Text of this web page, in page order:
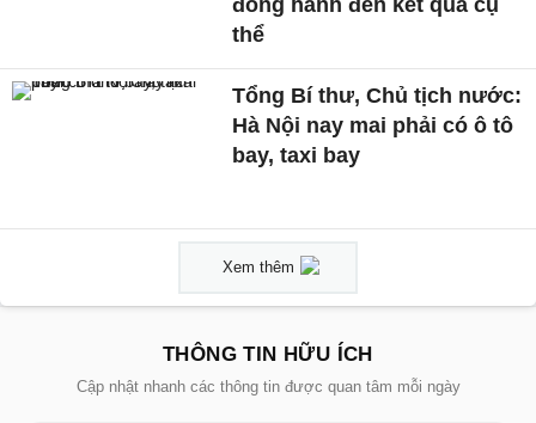
đồng hành đến kết quả cụ
thể
Tổng Bí thư, Chủ tịch nước:
Hà Nội nay mai phải có ô tô
bay, taxi bay
Xem thêm
THÔNG TIN HỮU ÍCH
Cập nhật nhanh các thông tin được quan tâm mỗi ngày